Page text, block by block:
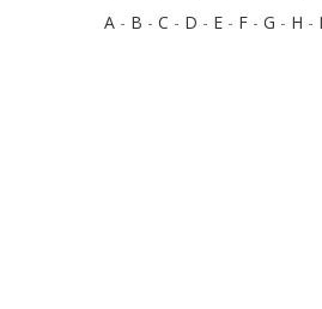
A - B - C - D - E - F - G - H - I